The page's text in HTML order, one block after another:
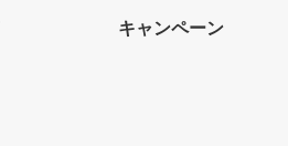
キャンペーン